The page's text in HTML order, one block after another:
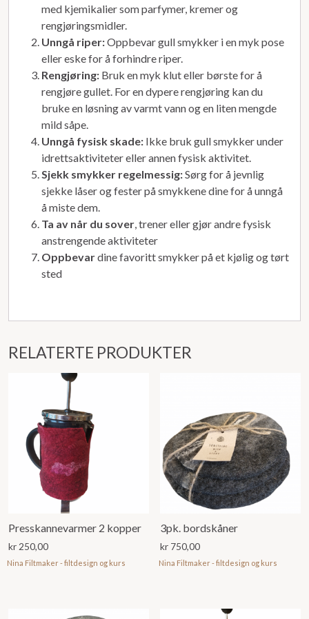
med kjemikalier som parfymer, kremer og
rengjøringsmidler.
Unngå riper:Oppbevar gull smykker i en myk pose
eller eske for å forhindre riper.
Rengjøring: Bruk en myk klut eller børste for å
rengjøre gullet. For en dypere rengjøring kan du
bruke en løsning av varmt vann og en liten mengde
mild såpe.
Unngå fysisk skade: Ikke bruk gull smykker under
idrettsaktiviteter eller annen fysisk aktivitet.
Sjekk smykker regelmessig:Sørg for å jevnlig
sjekke låser og fester på smykkene dine for å unngå
å miste dem.
Ta av når du sover, trener eller gjør andre fysisk
anstrengende aktiviteter
Oppbevardine favoritt smykker på et kjølig og tørt
sted
RELATERTE PRODUKTER
Presskannevarmer 2 kopper
kr 250,00
Nina Filtmaker - filtdesign og kurs
3pk. bordskåner
kr 750,00
Nina Filtmaker - filtdesign og kurs